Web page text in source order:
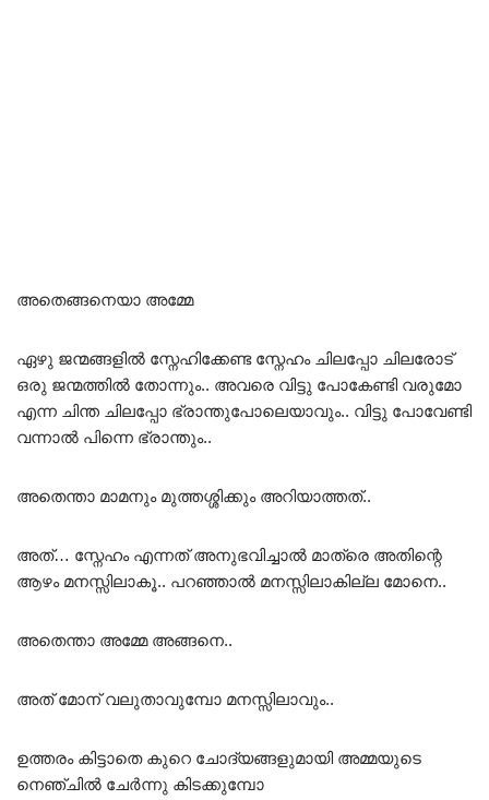
അതെങ്ങനെയാ അമ്മേ
ഏഴു ജന്മങ്ങളിൽ സ്നേഹിക്കേണ്ട സ്നേഹം ചിലപ്പോ ചിലരോട്
ഒരു ജന്മത്തിൽ തോന്നും.. അവരെ വിട്ടു പോകേണ്ടി വരുമോ
എന്ന ചിന്ത ചിലപ്പോ ഭ്രാന്തുപോലെയാവും.. വിട്ടു പോവേണ്ടി
വന്നാൽ പിന്നെ ഭ്രാന്തും..
അതെന്താ മാമനും മുത്തശ്ശിക്കും അറിയാത്തത്..
അത്… സ്നേഹം എന്നത് അനുഭവിച്ചാൽ മാത്രെ അതിന്റെ
ആഴം മനസ്സിലാകൂ.. പറഞ്ഞാൽ മനസ്സിലാകില്ല മോനെ..
അതെന്താ അമ്മേ അങ്ങനെ..
അത് മോന് വലുതാവുമ്പോ മനസ്സിലാവും..
ഉത്തരം കിട്ടാതെ കുറെ ചോദ്യങ്ങളുമായി അമ്മയുടെ
നെഞ്ചിൽ ചേർന്നു കിടക്കുമ്പോ